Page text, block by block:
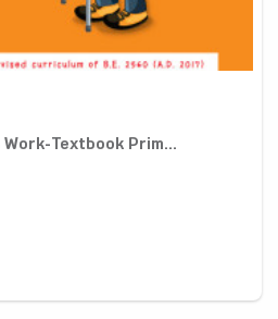
Textbook Prim...